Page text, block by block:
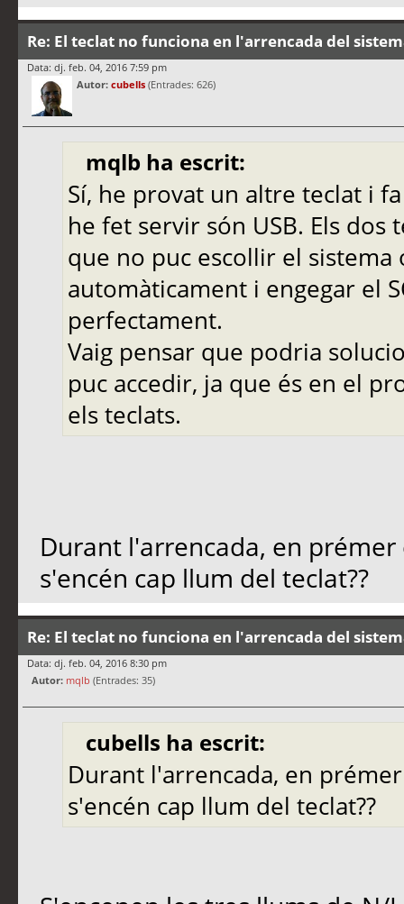
Re: El teclat no funciona en l'arrencada del
Data: dj. feb. 04, 2016 7:59 pm
Autor: cubells (Entrades: 626)
mqlb ha escrit:
Sí, he provat un altre teclat i
he fet servir són USB. Els
que no puc escollir el
automàticament i engegar el
perfectament.
Vaig pensar que podria
puc accedir, ja que és en el
els teclats.
Durant l'arrencada, en
s'encén cap llum del teclat??
Re: El teclat no funciona en l'arrencada del
Data: dj. feb. 04, 2016 8:30 pm
Autor: mqlb (Entrades: 35)
cubells ha escrit:
Durant l'arrencada, en
s'encén cap llum del teclat??